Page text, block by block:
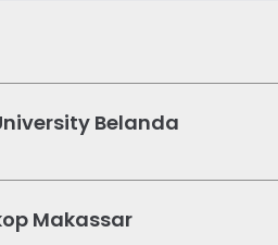
Belanda
Makassar